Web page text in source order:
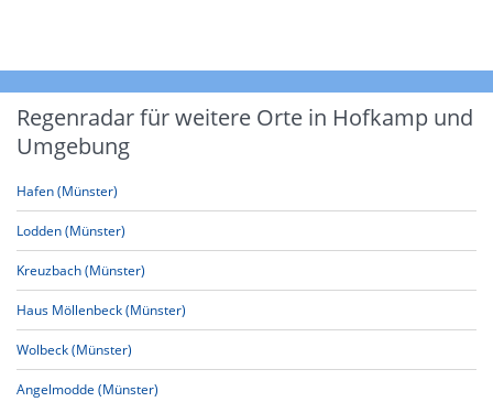
Regenradar für weitere Orte in Hofkamp und
Umgebung
Hafen (Münster)
Lodden (Münster)
Kreuzbach (Münster)
Haus Möllenbeck (Münster)
Wolbeck (Münster)
Angelmodde (Münster)